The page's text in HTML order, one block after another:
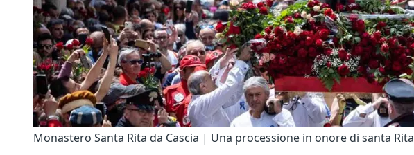
Monastero Santa Rita da Cascia | Una processione in onore di santa Rita